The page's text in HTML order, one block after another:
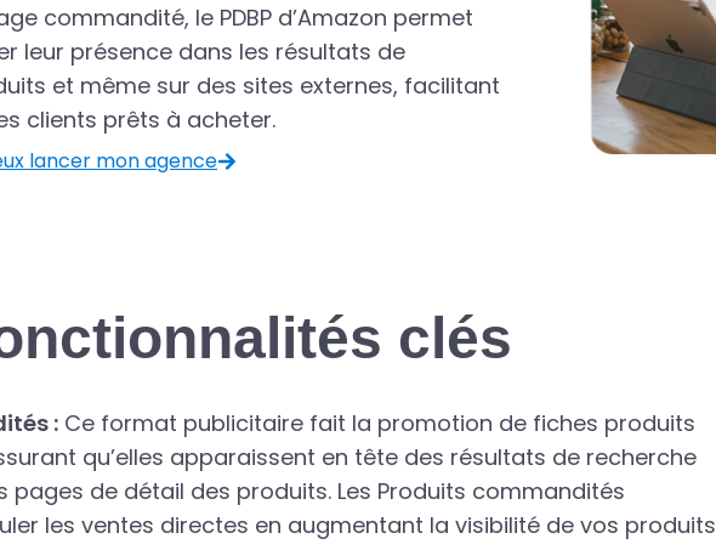
commandité, le PDBP d’Amazon permet
leur présence dans les résultats de
et même sur des sites externes, facilitant
clients prêts à acheter.
lancer mon agence
clés
: Ce format publicitaire fait la promotion de fiches produits
qu’elles apparaissent en tête des résultats de recherche
pages de détail des produits. Les Produits commandités
les ventes directes en augmentant la visibilité de vos produits